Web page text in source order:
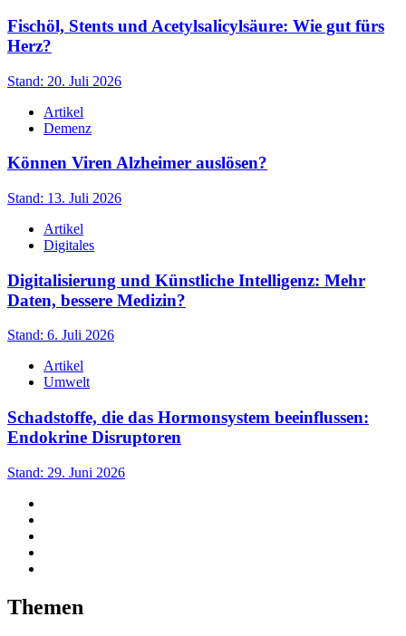
Fischöl, Stents und Acetylsalicylsäure: Wie gut fürs
Herz?
Stand: 20. Juli 2026
Artikel
Demenz
Können Viren Alzheimer auslösen?
Stand: 13. Juli 2026
Artikel
Digitales
Digitalisierung und Künstliche Intelligenz: Mehr
Daten, bessere Medizin?
Stand: 6. Juli 2026
Artikel
Umwelt
Schadstoffe, die das Hormonsystem beeinflussen:
Endokrine Disruptoren
Stand: 29. Juni 2026
Themen